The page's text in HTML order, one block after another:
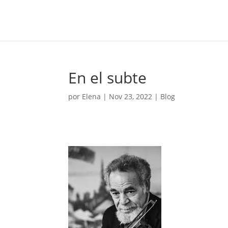
En el subte
por Elena | Nov 23, 2022 | Blog